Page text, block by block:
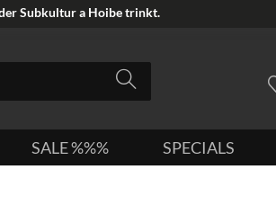
Subkultur a Hoibe trinkt.
SALE %%% SPECIALS